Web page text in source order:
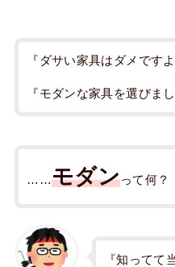
『ダサい家具はダメですよ
『モダンな家具を選びま
……モダンって何？
『知ってて